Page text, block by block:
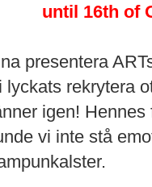
until 16th of
presentera
lyckats rekrytera
igen!
vi inte stå